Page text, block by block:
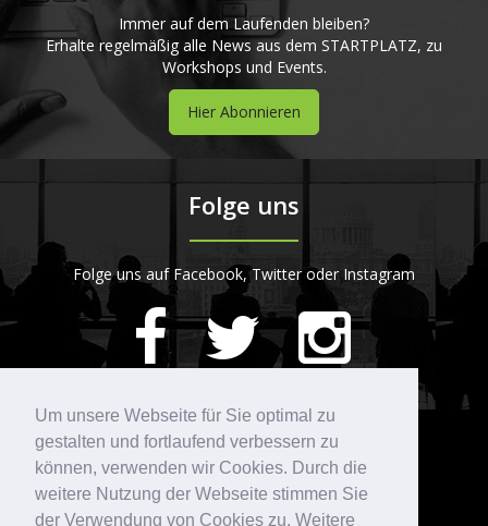
Um unsere Webseite für Sie optimal zu
gestalten und fortlaufend verbessern zu
können, verwenden wir Cookies. Durch die
weitere Nutzung der Webseite stimmen Sie
der Verwendung von Cookies zu. Weitere
Immer auf dem Laufenden bleiben?
Erhalte regelmäßig alle News aus dem STARTPLATZ, zu
Workshops und Events.
Hier Abonnieren
Folge uns
Folge uns auf Facebook, Twitter oder Instagram
STARTPLATZ
420Bewertungen auf ProvenExpert.com
Kontakt